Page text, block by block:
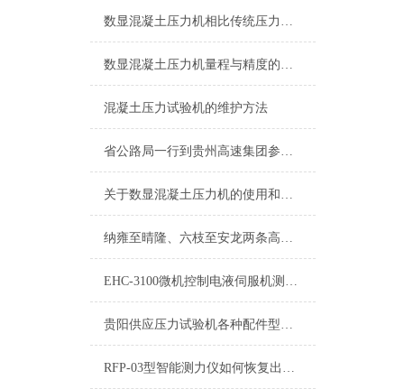
数显混凝土压力机相比传统压力机有哪些优势？
数显混凝土压力机量程与精度的严格要求
混凝土压力试验机的维护方法
省公路局一行到贵州高速集团参观交流信息化工作
关于数显混凝土压力机的使用和维护都在这篇文章里
纳雍至晴隆、六枝至安龙两条高速公路年内开工
EHC-3100微机控制电液伺服机测控系统厂家供应
贵阳供应压力试验机各种配件型号齐全质优价廉
RFP-03型智能测力仪如何恢复出厂设置